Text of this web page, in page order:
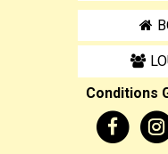
Conditions